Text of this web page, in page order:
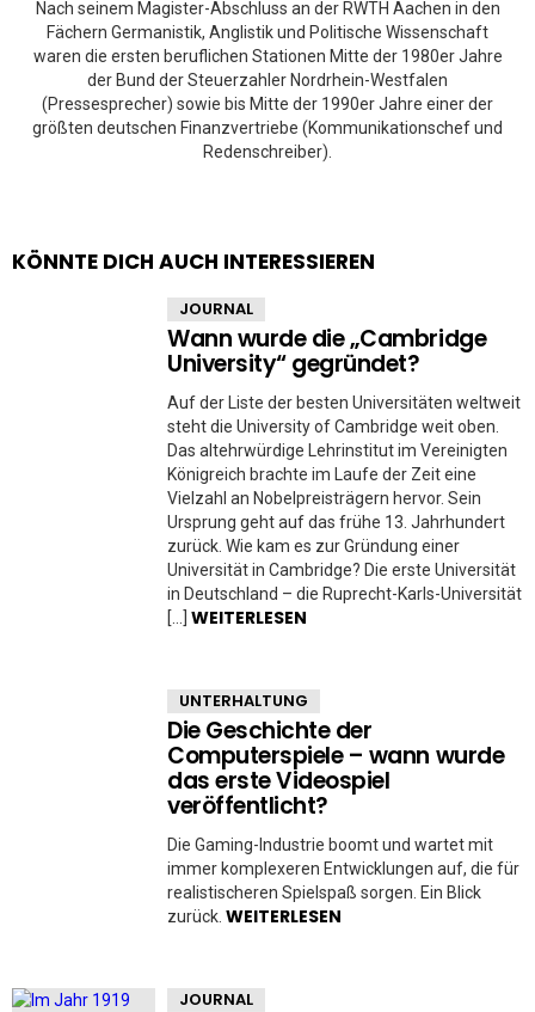
Nach seinem Magister-Abschluss an der RWTH Aachen in den
Fächern Germanistik, Anglistik und Politische Wissenschaft
waren die ersten beruflichen Stationen Mitte der 1980er Jahre
der Bund der Steuerzahler Nordrhein-Westfalen
(Pressesprecher) sowie bis Mitte der 1990er Jahre einer der
größten deutschen Finanzvertriebe (Kommunikationschef und
Redenschreiber).
KÖNNTE DICH AUCH INTERESSIEREN
JOURNAL
Wann wurde die „Cambridge
University“ gegründet?
Auf der Liste der besten Universitäten weltweit
steht die University of Cambridge weit oben.
Das altehrwürdige Lehrinstitut im Vereinigten
Königreich brachte im Laufe der Zeit eine
Vielzahl an Nobelpreisträgern hervor. Sein
Ursprung geht auf das frühe 13. Jahrhundert
zurück. Wie kam es zur Gründung einer
Universität in Cambridge? Die erste Universität
in Deutschland – die Ruprecht-Karls-Universität
[…] WEITERLESEN
UNTERHALTUNG
Die Geschichte der
Computerspiele – wann wurde
das erste Videospiel
veröffentlicht?
Die Gaming-Industrie boomt und wartet mit
immer komplexeren Entwicklungen auf, die für
realistischeren Spielspaß sorgen. Ein Blick
zurück. WEITERLESEN
JOURNAL